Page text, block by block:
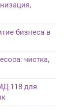
бизнеса в
чистка,
118 для